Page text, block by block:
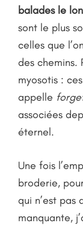
balades le
sont le plus
celles que
des chemins.
myosotis :
appelle
associées
éternel.
Une fois
broderie,
qui n’est pas
manquante,